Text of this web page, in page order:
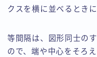
クスを横に並べるときに
等間隔は、図形同士の
ので、端や中心をそろ